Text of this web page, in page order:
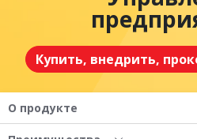
Купить, внедрить,
О продукте